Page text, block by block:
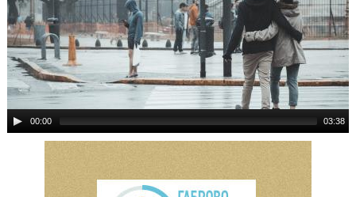
00:00 03:38